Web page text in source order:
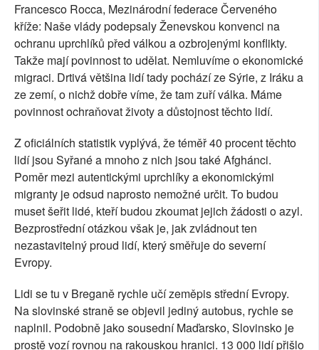
Francesco Rocca, Mezinárodní federace Červeného
kříže: Naše vlády podepsaly Ženevskou konvenci na
ochranu uprchlíků před válkou a ozbrojenými konflikty.
Takže mají povinnost to udělat. Nemluvíme o ekonomické
migraci. Drtivá většina lidí tady pochází ze Sýrie, z Iráku a
ze zemí, o nichž dobře víme, že tam zuří válka. Máme
povinnost ochraňovat životy a důstojnost těchto lidí.
Z oficiálních statistik vyplývá, že téměř 40 procent těchto
lidí jsou Syřané a mnoho z nich jsou také Afghánci.
Poměr mezi autentickými uprchlíky a ekonomickými
migranty je odsud naprosto nemožné určit. To budou
muset šeřit lidé, kteří budou zkoumat jejich žádosti o azyl.
Bezprostřední otázkou však je, jak zvládnout ten
nezastavitelný proud lidí, který směřuje do severní
Evropy.
Lidi se tu v Breganě rychle učí zeměpis střední Evropy.
Na slovinské straně se objevil jediný autobus, rychle se
naplnil. Podobně jako sousední Maďarsko, Slovinsko je
prostě vozí rovnou na rakouskou hranici. 13 000 lidí přišlo